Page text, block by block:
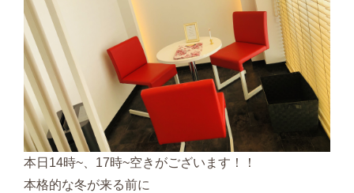
本日14時~、17時~空きがございます！！
本格的な冬が来る前に